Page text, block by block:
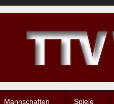
Mannschaften Spiele